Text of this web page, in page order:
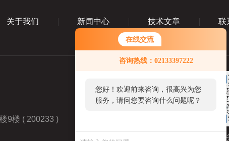
在线交流
咨询热线：02133397222
您好！欢迎前来咨询，很高兴为您
服务，请问您要咨询什么问题呢？
关于我们 新闻中心 技术文章 联
9楼 ( 200233 )